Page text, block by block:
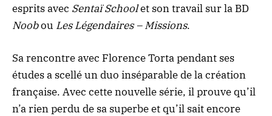
esprits avec Sentaï Schoolet son travail sur la BD
Noobou Les Légendaires – Missions.
Sa rencontre avec Florence Torta pendant ses
études a scellé un duo inséparable de la création
française. Avec cette nouvelle série, il prouve qu’il
n’a rien perdu de sa superbe et qu’il sait encore